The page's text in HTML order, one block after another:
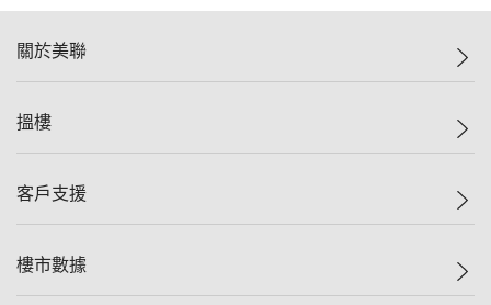
關於美聯
美聯集團
人才招募
搵樓
一手新盤
減價
客戶支援
自助放盤
樓市數據